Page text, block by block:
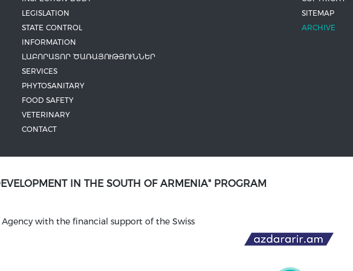
LEGISLATION
STATE CONTROL
INFORMATION
ԼԱԲՈՐԱՏՈՐ ԾԱՌԱՅՈՒԹՅՈՒՆՆԵՐ
SERVICES
PHYTOSANITARY
FOOD SAFETY
VETERINARY
CONTACT
SITEMAP
ARCHIVE
IN THE SOUTH OF ARMENIA" PROGRAM
with the financial support of the Swiss